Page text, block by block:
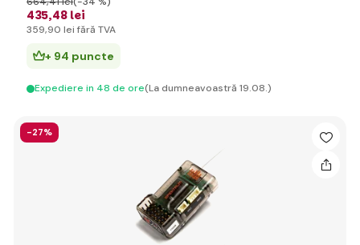
435,48 lei
359,90 lei fără TVA
+ 94 puncte
Expediere in 48 de ore(La dumneavoastră 19.08.)
-27%